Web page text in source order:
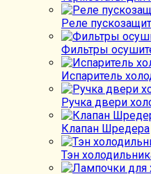
Реле
Фильтры
Испаритель
Ручка двери
Клапан Шредера
Тэн